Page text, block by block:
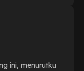
ini, menurutku